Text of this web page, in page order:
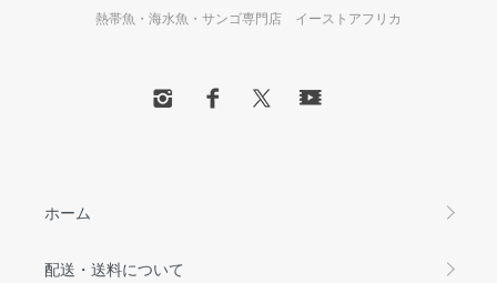
熱帯魚・海水魚・サンゴ専門店 イーストアフリカ
ホーム
配送・送料について